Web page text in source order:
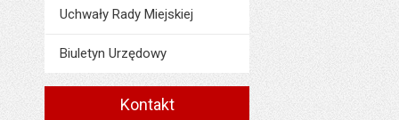
Uchwały Rady Miejskiej
Biuletyn Urzędowy
Kontakt